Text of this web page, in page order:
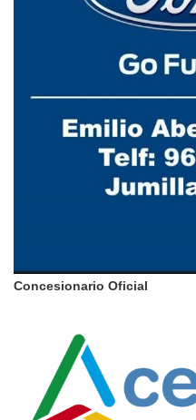
Concesionario Oficial